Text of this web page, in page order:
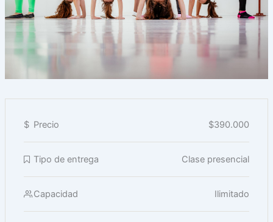
$ Precio $390.000
Tipo de entrega Clase presencial
Capacidad Ilimitado